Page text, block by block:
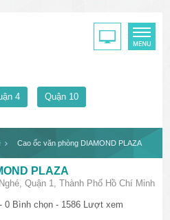
4 Quận 10
Cao ốc văn phòng DIAMOND PLAZA
PLAZA
Quận 1, Thành Phố Hồ Chí Minh
0 Bình chọn - 1586 Lượt xem